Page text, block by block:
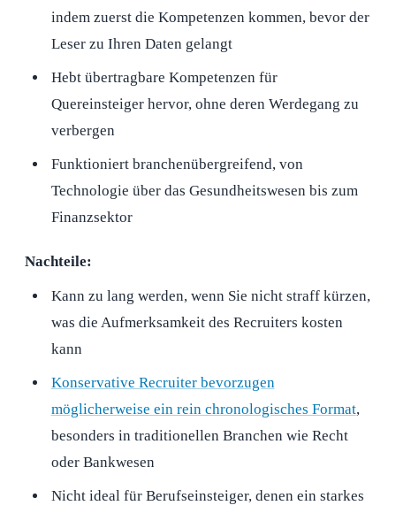
indem zuerst die Kompetenzen kommen, bevor der
Leser zu Ihren Daten gelangt
Hebt übertragbare Kompetenzen für
Quereinsteiger hervor, ohne deren Werdegang zu
verbergen
Funktioniert branchenübergreifend, von
Technologie über das Gesundheitswesen bis zum
Finanzsektor
Nachteile:
Kann zu lang werden, wenn Sie nicht straff kürzen,
was die Aufmerksamkeit des Recruiters kosten
kann
Konservative Recruiter bevorzugen
möglicherweise ein rein chronologisches Format,
besonders in traditionellen Branchen wie Recht
oder Bankwesen
Nicht ideal für Berufseinsteiger, denen ein starkes